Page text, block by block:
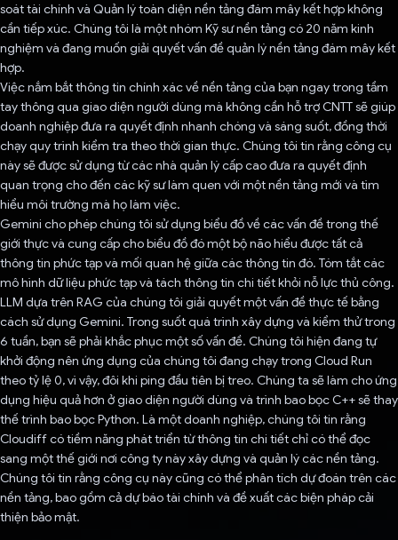
soát tài chính và Quản lý toàn diện nền tảng đám mây kết hợp không
cần tiếp xúc. Chúng tôi là một nhóm Kỹ sư nền tảng có 20 năm kinh
nghiệm và đang muốn giải quyết vấn đề quản lý nền tảng đám mây kết
hợp.
Việc nắm bắt thông tin chính xác về nền tảng của bạn ngay trong tầm
tay thông qua giao diện người dùng mà không cần hỗ trợ CNTT sẽ giúp
doanh nghiệp đưa ra quyết định nhanh chóng và sáng suốt, đồng thời
chạy quy trình kiểm tra theo thời gian thực. Chúng tôi tin rằng công cụ
này sẽ được sử dụng từ các nhà quản lý cấp cao đưa ra quyết định
quan trọng cho đến các kỹ sư làm quen với một nền tảng mới và tìm
hiểu môi trường mà họ làm việc.
Gemini cho phép chúng tôi sử dụng biểu đồ về các vấn đề trong thế
giới thực và cung cấp cho biểu đồ đó một bộ não hiểu được tất cả
thông tin phức tạp và mối quan hệ giữa các thông tin đó. Tóm tắt các
mô hình dữ liệu phức tạp và tách thông tin chi tiết khỏi nỗ lực thủ công.
LLM dựa trên RAG của chúng tôi giải quyết một vấn đề thực tế bằng
cách sử dụng Gemini. Trong suốt quá trình xây dựng và kiểm thử trong
6 tuần, bạn sẽ phải khắc phục một số vấn đề. Chúng tôi hiện đang tự
khởi động nên ứng dụng của chúng tôi đang chạy trong Cloud Run
theo tỷ lệ 0, vì vậy, đôi khi ping đầu tiên bị treo. Chúng ta sẽ làm cho ứng
dụng hiệu quả hơn ở giao diện người dùng và trình bao bọc C++ sẽ thay
thế trình bao bọc Python. Là một doanh nghiệp, chúng tôi tin rằng
Cloudiff có tiềm năng phát triển từ thông tin chi tiết chỉ có thể đọc
sang một thế giới nơi công ty này xây dựng và quản lý các nền tảng.
Chúng tôi tin rằng công cụ này cũng có thể phân tích dự đoán trên các
nền tảng, bao gồm cả dự báo tài chính và đề xuất các biện pháp cải
thiện bảo mật.